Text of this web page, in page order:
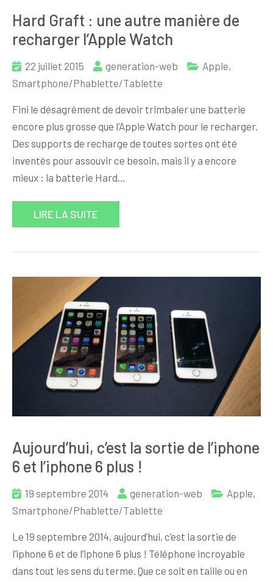
Hard Graft : une autre manière de
recharger l’Apple Watch
22 juillet 2015 generation-web Apple,
Smartphone/Phablette/Tablette
Fini le désagrément de devoir trimbaler une batterie
encore plus grosse que l’Apple Watch pour le recharger.
Des supports de recharge de toutes sortes ont été
inventés pour assouvir ce besoin, mais il y a encore
mieux : la batterie Hard…
LIRE LA SUITE
Aujourd’hui, c’est la sortie de l’iphone
6 et l’iphone 6 plus !
19 septembre 2014 generation-web Apple,
Smartphone/Phablette/Tablette
Le 19 septembre 2014, aujourd’hui, c’est la sortie de
l’iphone 6 et de l’iphone 6 plus ! Téléphone incroyable
dans tout les sens du terme. Que ce soit en taille ou en